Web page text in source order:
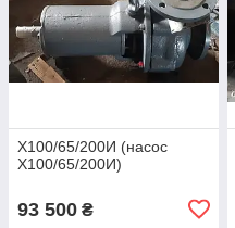
Х100/65/200И (насос
Х100/65/200И)
93 500 ₴